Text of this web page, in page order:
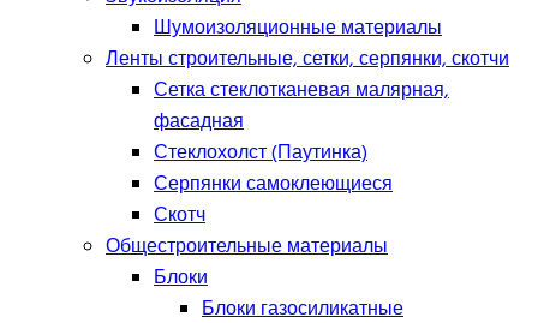
Шумоизоляционные материалы
Ленты строительные, сетки, серпянки, скотчи
Сетка стеклотканевая малярная,
фасадная
Стеклохолст (Паутинка)
Серпянки самоклеющиеся
Скотч
Общестроительные материалы
Блоки
Блоки газосиликатные